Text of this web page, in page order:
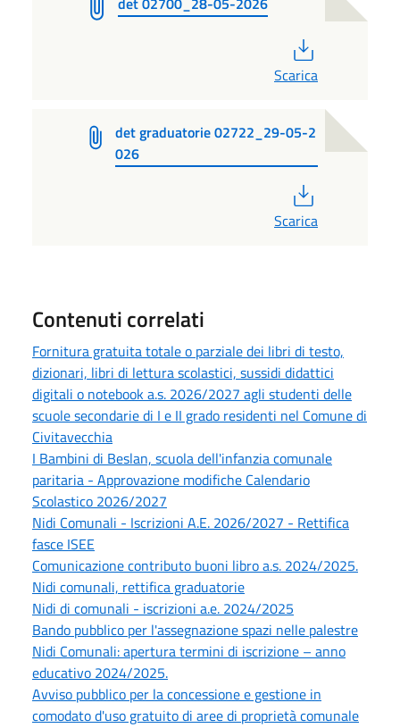
Scarica
det graduatorie 02722_29-05-2
026
Scarica
Contenuti correlati
Fornitura gratuita totale o parziale dei libri di testo,
dizionari, libri di lettura scolastici, sussidi didattici
digitali o notebook a.s. 2026/2027 agli studenti delle
scuole secondarie di I e II grado residenti nel Comune di
Civitavecchia
I Bambini di Beslan, scuola dell'infanzia comunale
paritaria - Approvazione modifiche Calendario
Scolastico 2026/2027
Nidi Comunali - Iscrizioni A.E. 2026/2027 - Rettifica
fasce ISEE
Comunicazione contributo buoni libro a.s. 2024/2025.
Nidi comunali, rettifica graduatorie
Nidi di comunali - iscrizioni a.e. 2024/2025
Bando pubblico per l'assegnazione spazi nelle palestre
Nidi Comunali: apertura termini di iscrizione – anno
educativo 2024/2025.
Avviso pubblico per la concessione e gestione in
comodato d'uso gratuito di aree di proprietà comunale